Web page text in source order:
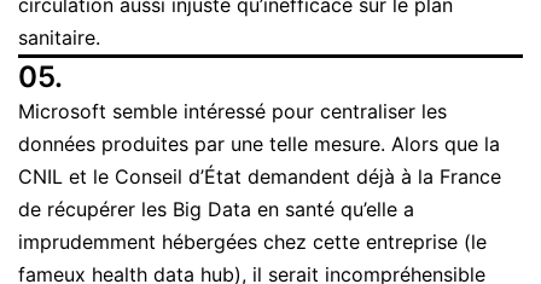
circulation aussi injuste qu’inefficace sur le plan
sanitaire.
05.
Microsoft semble intéressé pour centraliser les
données produites par une telle mesure. Alors que la
CNIL et le Conseil d’État demandent déjà à la France
de récupérer les Big Data en santé qu’elle a
imprudemment hébergées chez cette entreprise (le
fameux health data hub), il serait incompréhensible